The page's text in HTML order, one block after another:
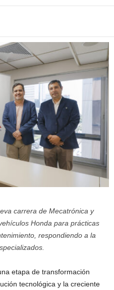
carrera de Mecatrónica y
Honda para prácticas
respondiendo a la
etapa de transformación
tecnológica y la creciente